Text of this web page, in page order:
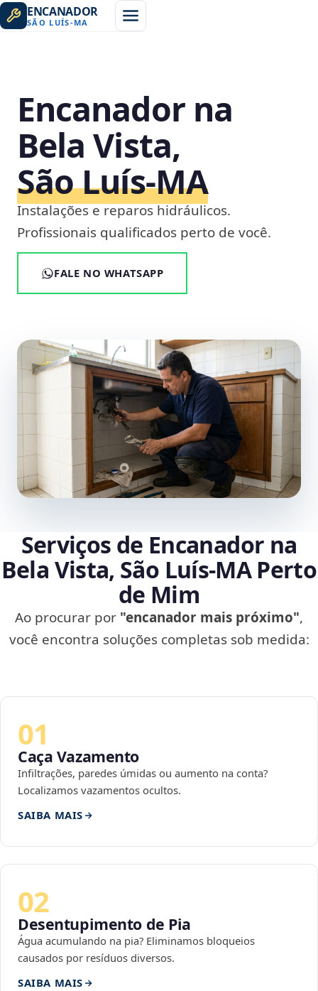
ENCANADOR
SÃO LUÍS-MA
Encanador na
Bela Vista,
São Luís‑MA
Instalações e reparos hidráulicos.
Profissionais qualificados perto de você.
FALE NO WHATSAPP
Serviços de Encanador na
Bela Vista, São Luís‑MA Perto
de Mim
Ao procurar por "encanador mais próximo",
você encontra soluções completas sob medida:
01
Caça Vazamento
Infiltrações, paredes úmidas ou aumento na conta?
Localizamos vazamentos ocultos.
SAIBA MAIS
02
Desentupimento de Pia
Água acumulando na pia? Eliminamos bloqueios
causados por resíduos diversos.
SAIBA MAIS